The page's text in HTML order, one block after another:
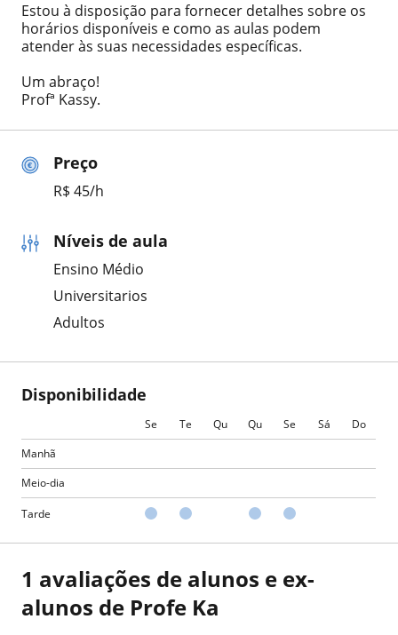
Preço
R$ 45/h
Níveis de aula
Ensino Médio
Universitarios
Adultos
Disponibilidade
Se Te Qu Qu Se Sá
Do
Manhã
Meio-dia
Tarde
Estou à disposição para fornecer detalhes sobre os
horários disponíveis e como as aulas podem
atender às suas necessidades específicas.
Um abraço!
Profª Kassy.
1 avaliações de alunos e ex-
alunos de Profe Ka